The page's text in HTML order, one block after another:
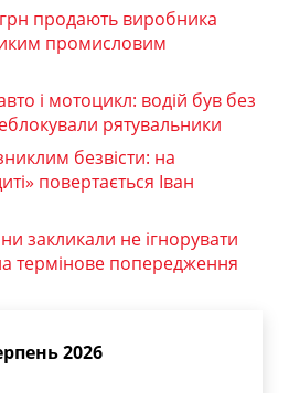
продають виробника
промисловим
і мотоцикл: водій був без
рятувальники
безвісти: на
повертається Іван
закликали не ігнорувати
термінове попередження
2026